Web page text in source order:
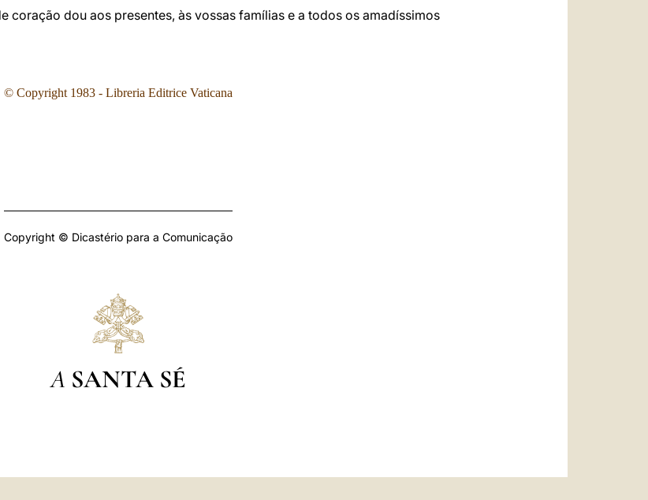
coração dou aos presentes, às vossas famílias e a todos os amadíssimos
© Copyright 1983 - Libreria Editrice Vaticana
Copyright © Dicastério para a Comunicação
A SANTA SÉ